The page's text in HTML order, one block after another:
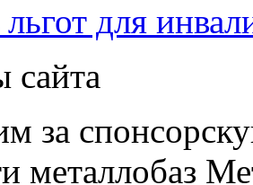
для
сайта
за
металлобаз